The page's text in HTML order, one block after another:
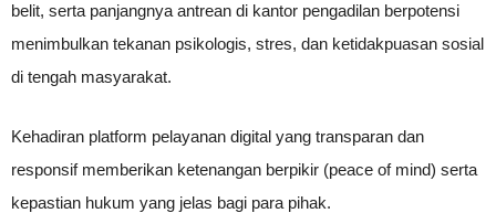
belit, serta panjangnya antrean di kantor pengadilan berpotensi
menimbulkan tekanan psikologis, stres, dan ketidakpuasan sosial
di tengah masyarakat.
Kehadiran platform pelayanan digital yang transparan dan
responsif memberikan ketenangan berpikir (peace of mind) serta
kepastian hukum yang jelas bagi para pihak.